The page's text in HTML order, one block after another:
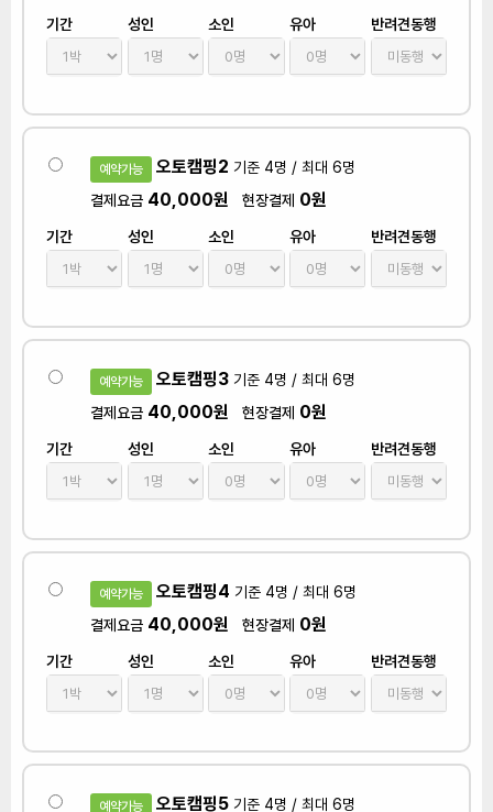
기간 성인 소인 유아 반려견동행
예약가능 오토캠핑2 기준 4명 / 최대 6명
결제요금 40,000원 현장결제 0원
기간 성인 소인 유아 반려견동행
예약가능 오토캠핑3 기준 4명 / 최대 6명
결제요금 40,000원 현장결제 0원
기간 성인 소인 유아 반려견동행
예약가능 오토캠핑4 기준 4명 / 최대 6명
결제요금 40,000원 현장결제 0원
기간 성인 소인 유아 반려견동행
예약가능 오토캠핑5 기준 4명 / 최대 6명